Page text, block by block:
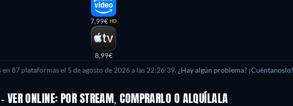
7,99€ HD
8,99€
87 plataformas el 5 de agosto de 2026 a las 22:26:39. ¿Hay algún problema? ¡Cuéntanoslo!
VER ONLINE: POR STREAM, COMPRARLO O ALQUÍLALA